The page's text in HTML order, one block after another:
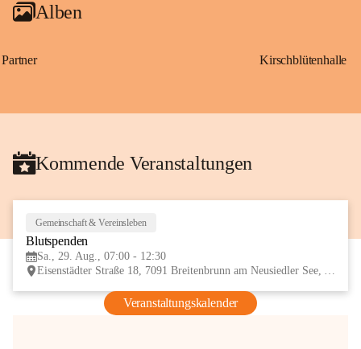
Alben
Partner Kirschblütenhalle
Kommende Veranstaltungen
Gemeinschaft & Vereinsleben
Blutspenden
Sa., 29. Aug., 07:00 - 12:30
Eisenstädter Straße 18, 7091 Breitenbrunn am Neusiedler See, AUT
Veranstaltungskalender